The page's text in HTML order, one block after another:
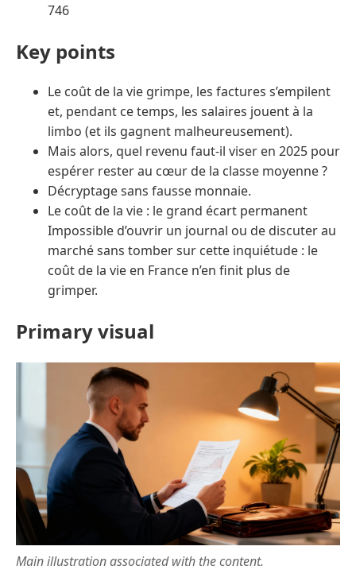
746
Key points
Le coût de la vie grimpe, les factures s’empilent
et, pendant ce temps, les salaires jouent à la
limbo (et ils gagnent malheureusement).
Mais alors, quel revenu faut-il viser en 2025 pour
espérer rester au cœur de la classe moyenne ?
Décryptage sans fausse monnaie.
Le coût de la vie : le grand écart permanent
Impossible d’ouvrir un journal ou de discuter au
marché sans tomber sur cette inquiétude : le
coût de la vie en France n’en finit plus de
grimper.
Primary visual
Main illustration associated with the content.